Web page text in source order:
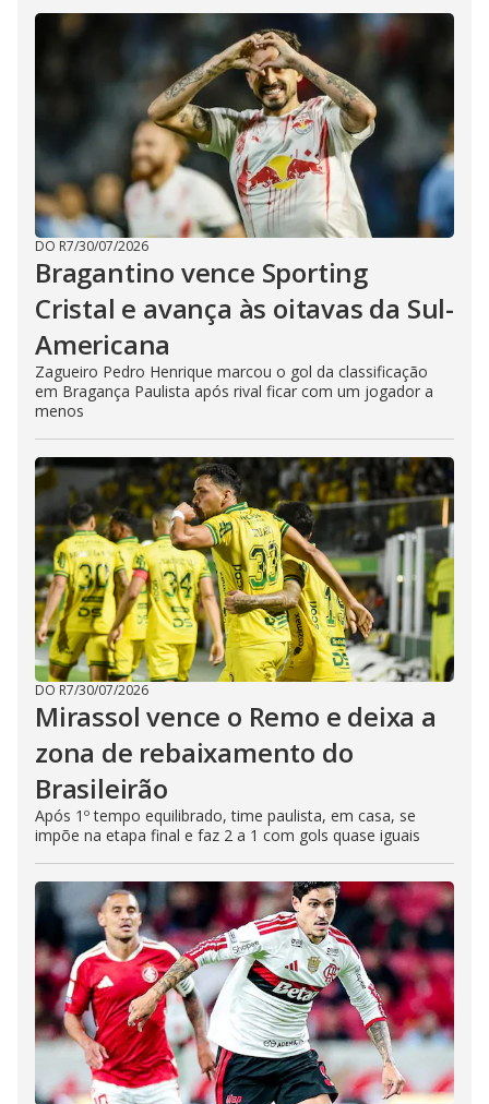
DO R7/30/07/2026
Bragantino vence Sporting
Cristal e avança às oitavas da Sul-
Americana
Zagueiro Pedro Henrique marcou o gol da classificação
em Bragança Paulista após rival ficar com um jogador a
menos
DO R7/30/07/2026
Mirassol vence o Remo e deixa a
zona de rebaixamento do
Brasileirão
Após 1º tempo equilibrado, time paulista, em casa, se
impõe na etapa final e faz 2 a 1 com gols quase iguais